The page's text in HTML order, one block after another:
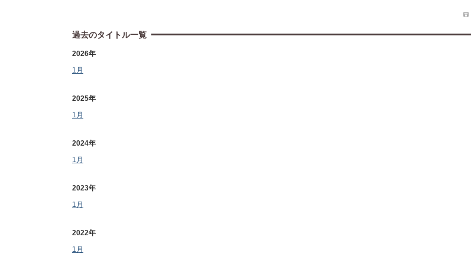
過去のタイトル一覧
2026年
1月
2025年
1月
2024年
1月
2023年
1月
2022年
1月